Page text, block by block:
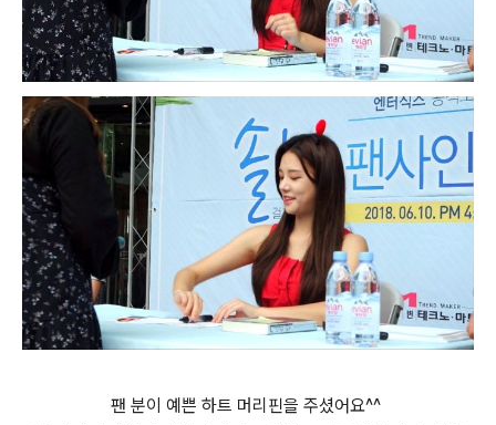
팬 분이 예쁜 하트 머리핀을 주셨어요^^